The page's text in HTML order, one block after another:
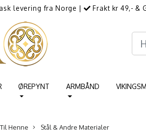
levering fra Norge | Frakt kr 49,- &
ØREPYNT ARMBÅND
Henne Stål & Andre Materialer